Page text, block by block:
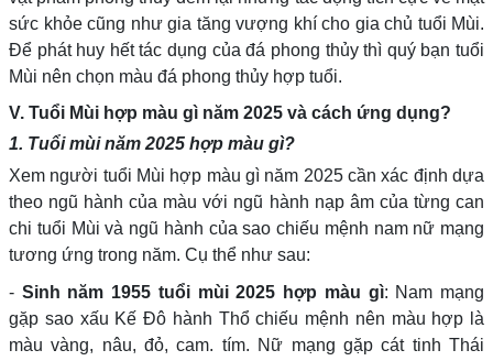
sức khỏe cũng như gia tăng vượng khí cho gia chủ tuổi Mùi.
Để phát huy hết tác dụng của đá phong thủy thì quý bạn tuổi
Mùi nên chọn màu đá phong thủy hợp tuổi.
V. Tuổi Mùi hợp màu gì năm 2025 và cách ứng dụng?
1. Tuổi mùi năm 2025 hợp màu gì?
Xem người tuổi Mùi hợp màu gì năm 2025 cần xác định dựa
theo ngũ hành của màu với ngũ hành nạp âm của từng can
chi tuổi Mùi và ngũ hành của sao chiếu mệnh nam nữ mạng
tương ứng trong năm. Cụ thể như sau:
- Sinh năm 1955 tuổi mùi 2025 hợp màu gì: Nam mạng
gặp sao xấu Kế Đô hành Thổ chiếu mệnh nên màu hợp là
màu vàng, nâu, đỏ, cam. tím. Nữ mạng gặp cát tinh Thái